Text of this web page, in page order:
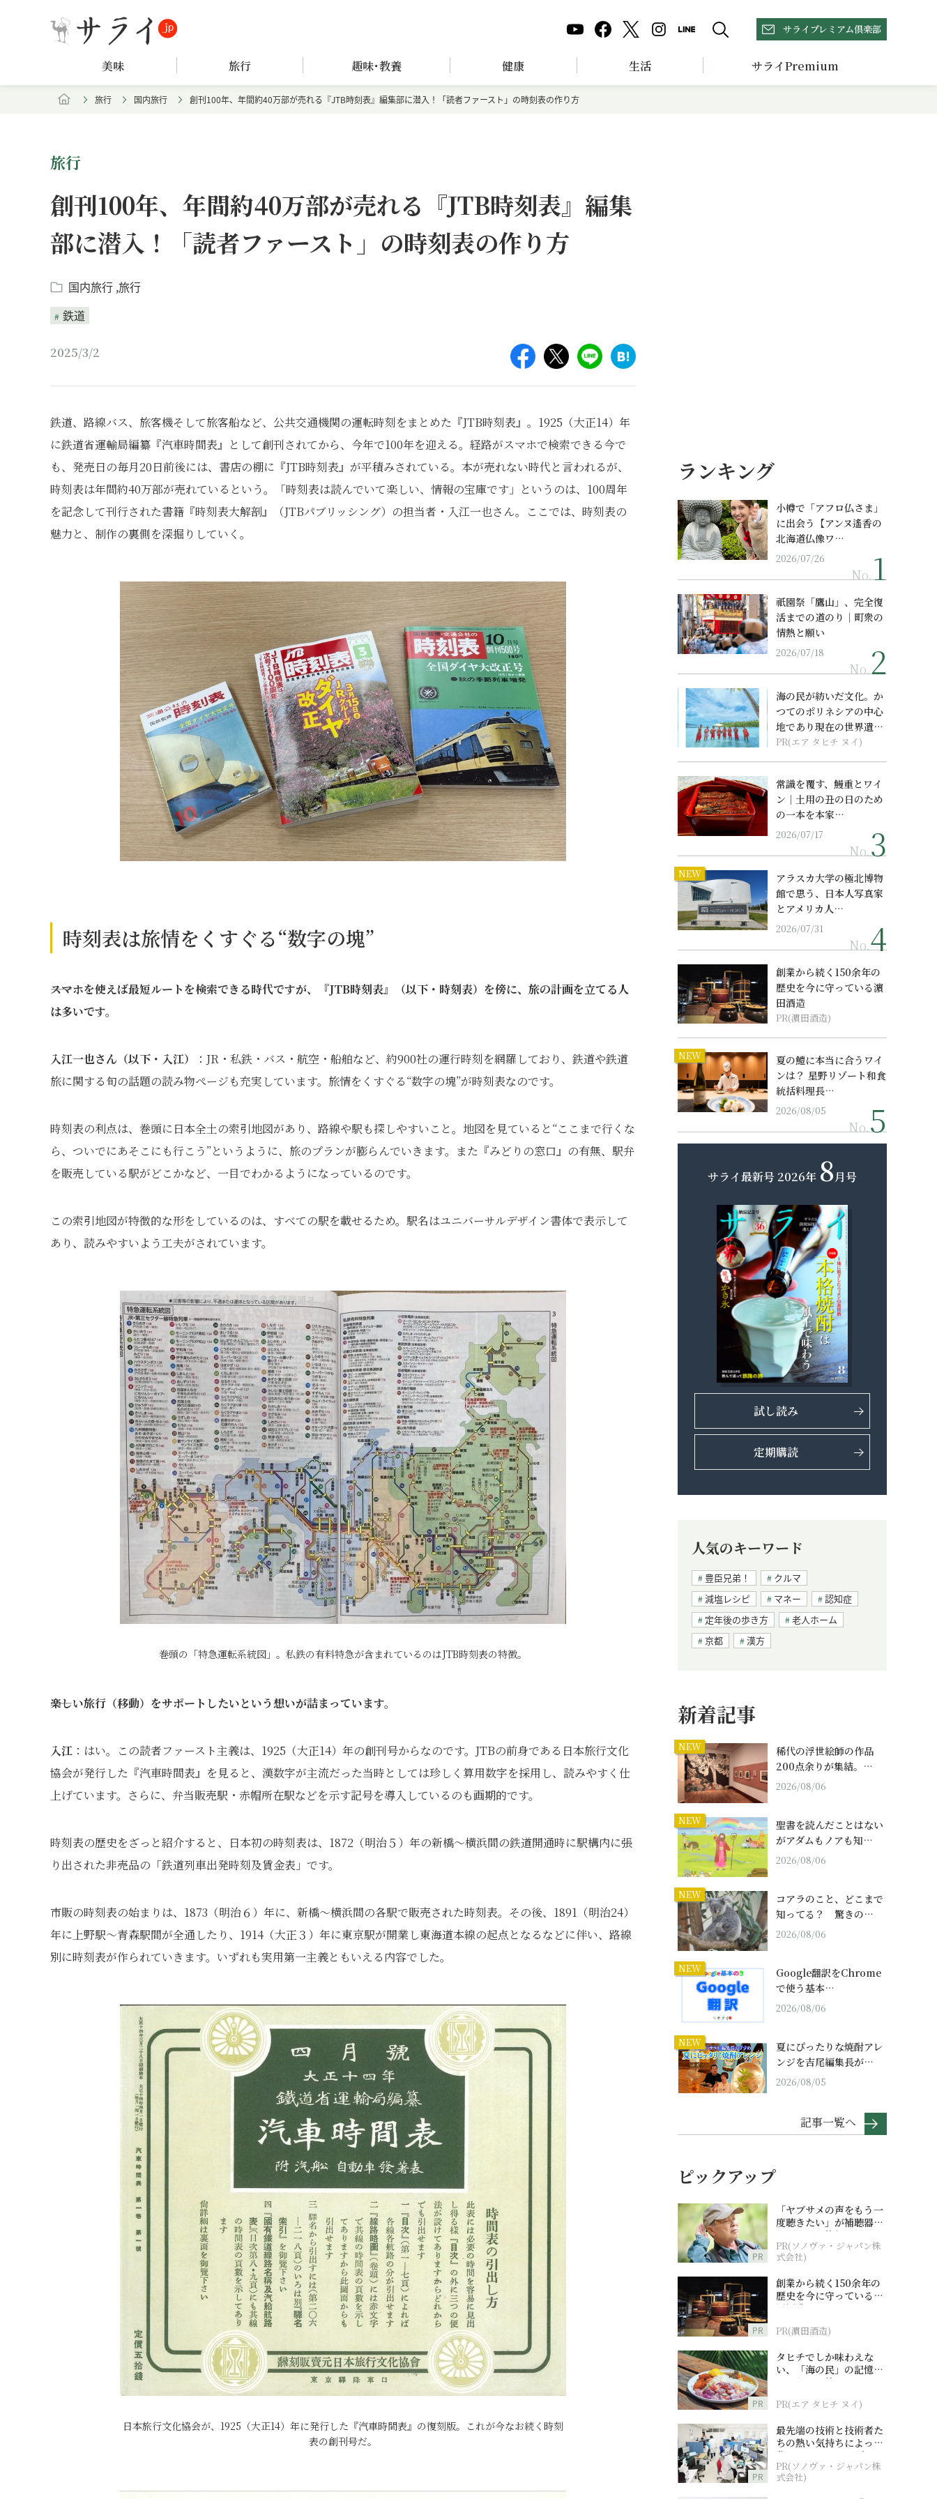
サライプレミアム倶楽部
美味 旅行 趣味･教養 健康 生活 サライPremium
旅行 国内旅行 創刊100年、年間約40万部が売れる『JTB時刻表』編集部に潜入！「読者ファースト」の時刻表の作り方
旅行
創刊100年、年間約40万部が売れる『JTB時刻表』編集
部に潜入！「読者ファースト」の時刻表の作り方
国内旅行 旅行
鉄道
2025/3/2
鉄道、路線バス、旅客機そして旅客船など、公共交通機関の運転時刻をまとめた『JTB時刻表』。1925（大正14）年
に鉄道省運輸局編纂『汽車時間表』として創刊されてから、今年で100年を迎える。経路がスマホで検索できる今で
も、発売日の毎月20日前後には、書店の棚に『JTB時刻表』が平積みされている。本が売れない時代と言われるが、
時刻表は年間約40万部が売れているという。「時刻表は読んでいて楽しい、情報の宝庫です」というのは、100周年
を記念して刊行された書籍『時刻表大解剖』（JTBパブリッシング）の担当者・入江一也さん。ここでは、時刻表の
魅力と、制作の裏側を深掘りしていく。
時刻表は旅情をくすぐる“数字の塊”
――スマホを使えば最短ルートを検索できる時代ですが、『JTB時刻表』（以下・時刻表）を傍に、旅の計画を立てる人
は多いです。
入江一也さん（以下・入江）
：JR・私鉄・バス・航空・船舶など、約900社の運行時刻を網羅しており、鉄道や鉄道
旅に関する旬の話題の読み物ページも充実しています。旅情をくすぐる“数字の塊”が時刻表なのです。
時刻表の利点は、巻頭に日本全土の索引地図があり、路線や駅も探しやすいこと。地図を見ていると“ここまで行くな
ら、ついでにあそこにも行こう”というように、旅のプランが膨らんでいきます。また『みどりの窓口』の有無、駅弁
を販売している駅がどこかなど、一目でわかるようになっているのです。
この索引地図が特徴的な形をしているのは、すべての駅を載せるため。駅名はユニバーサルデザイン書体で表示して
あり、読みやすいよう工夫がされています。
巻頭の「特急運転系統図」。私鉄の有料特急が含まれているのはJTB時刻表の特徴。
――楽しい旅行（移動）をサポートしたいという想いが詰まっています。
入江 ：はい。この読者ファースト主義は、1925（大正14）年の創刊号からなのです。JTBの前身である日本旅行文化
協会が発行した『汽車時間表』を見ると、漢数字が主流だった当時としては珍しく算用数字を採用し、読みやすく仕
上げています。さらに、弁当販売駅・赤帽所在駅などを示す記号を導入しているのも画期的です。
時刻表の歴史をざっと紹介すると、日本初の時刻表は、1872（明治５）年の新橋～横浜間の鉄道開通時に駅構内に張
り出された非売品の「鉄道列車出発時刻及賃金表」です。
市販の時刻表の始まりは、1873（明治６）年に、新橋～横浜間の各駅で販売された時刻表。その後、1891（明治24）
年に上野駅～青森駅間が全通したり、1914（大正３）年に東京駅が開業し東海道本線の起点となるなどに伴い、路線
別に時刻表が作られていきます。いずれも実用第一主義ともいえる内容でした。
日本旅行文化協会が、1925（大正14）年に発行した『汽車時間表』の復刻版。これが今なお続く時刻
表の創刊号だ。
ランキング
小樽で「アフロ仏さま」
に出会う【アンヌ遙香の
北海道仏像ワ…
2026/07/26
No.
祇園祭「鷹山」、完全復
活までの道のり｜町衆の
情熱と願い
2026/07/18
No.
海の民が紡いだ文化。か
つてのポリネシアの中心
地であり現在の世界遺産
からみえてくる...
PR(エア タヒチ ヌイ)
常識を覆す、鰻重とワイ
ン｜土用の丑の日のため
の一本を本家…
2026/07/17
No.
NEW
アラスカ大学の極北博物
館で思う、日本人写真家
とアメリカ人…
2026/07/31
No.
創業から続く150余年の
歴史を今に守っている濵
田酒造
PR(濵田酒造)
NEW
夏の鱧に本当に合うワイ
ンは？ 星野リゾート和食
統括料理長…
2026/08/05
No.
サライ最新号 2026年 8月号
試し読み
定期購読
人気のキーワード
豊臣兄弟！
クルマ
減塩レシピ
マネー
認知症
定年後の歩き方
老人ホーム
京都
漢方
新着記事
NEW
稀代の浮世絵師の作品
200点余りが集結。…
2026/08/06
NEW
聖書を読んだことはない
がアダムもノアも知…
2026/08/06
NEW
コアラのこと、どこまで
知ってる？ 驚きの…
2026/08/06
NEW
Google翻訳をChrome
で使う基本…
2026/08/06
NEW
夏にぴったりな焼酎アレ
ンジを吉尾編集長が…
2026/08/05
記事一覧へ
ピックアップ
PR
「ヤブサメの声をもう一
度聴きたい」が補聴器チ
ャレンジの後押しに
PR(ソノヴァ・ジャパン株
式会社)
PR
創業から続く150余年の
歴史を今に守っている濵
田酒造
PR(濵田酒造)
PR
タヒチでしか味わえな
い、「海の民」の記憶へ
とつながる旅
PR(エア タヒチ ヌイ)
PR
最先端の技術と技術者た
ちの熱い気持ちによって
作られているオーダーメ
イド補聴器
PR(ソノヴァ・ジャパン株
式会社)